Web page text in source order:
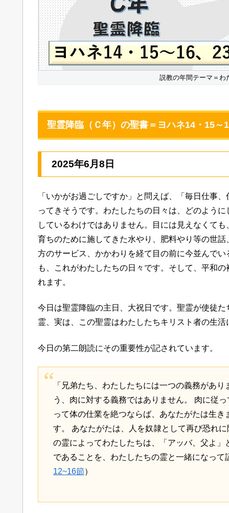
説教の年間テーマ＝わ
聖霊降臨（Ｃ年）の聖書＝ヨハネ14・15～
2025年6月8日
「いかがお過ごしですか」と問えば、「毎日仕事
ってきそうです。わたしたちの日々は、どのよう
しているわけではありません。目には見えなくて
育ちのために施してきた水やり、肥料やり等の世
方のサービス、かかわりを経て目の前に今並んで
も、これがわたしたちの日々です。そして、平和
れます。
今日は聖霊降臨の主日、大祝日です。聖霊が使徒
霊、実は、この聖霊はわたしたちキリスト者の生
今日の第二朗読にその重要性が記されています。
「兄弟たち、わたしたちには一つの義務があ
う、肉に対する義務ではありません。 肉に従
って体の仕業を絶つならば、あなたがたは生
す。 あなたがたは、人を奴隷として再び恐れ
の霊によってわたしたちは、「アッバ、父よ
であることを、わたしたちの霊と一緒になって
12~16節）